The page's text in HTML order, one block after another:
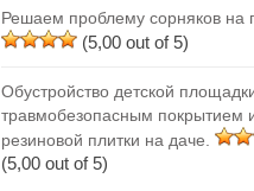
Решаем проблему сорняков на
(5,00 out of 5)
Обустройство детской
травмобезопасным покрытием
резиновой плитки на даче.
(5,00 out of 5)